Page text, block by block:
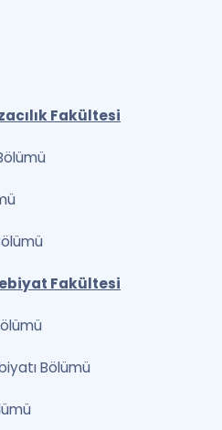
Fakültesi
Fakültesi
Bölümü